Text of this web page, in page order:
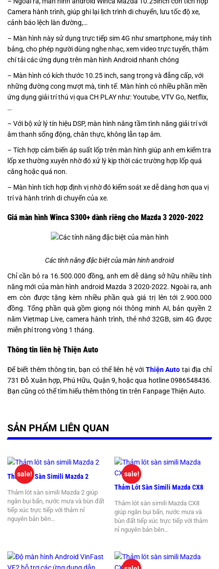
Camera hành trình, giúp ghi lại lịch trình di chuyển, lưu tốc độ xe,
cảnh báo lệch làn đường,…
– Màn hình này sử dụng trực tiếp sim 4G như smartphone, máy tính
bảng, cho phép người dùng nghe nhạc, xem video trực tuyến, thậm
chí tải các ứng dụng trên màn hình Android nhanh chóng
– Màn hình có kích thước 10.25 inch, sang trọng và đẳng cấp, với
những đường cong mượt mà, tinh tế. Màn hình có nhiều phần mền
ứng dụng giải trí thú vị qua CH PLAY như: Youtube, VTV Go, Netflix,
…
– Với bộ xử lý tín hiệu DSP, màn hình nâng tầm tình năng giải trí với
âm thanh sống động, chân thực, không lẫn tạp âm.
– Tích hợp cảm biến áp suất lốp trên màn hình giúp anh em kiểm tra
lốp xe thường xuyên nhờ đó xử lý kịp thời các trường hợp lốp quá
căng hoặc quá non.
– Màn hình tích hợp định vị nhờ đó kiểm soát xe dễ dàng hơn qua vị
trí và hành trình di chuyển của xe.
Giá màn hình Winca S300+ dành riêng cho Mazda 3 2020-2022
Các tính năng đặc biệt của màn hìnhandroid
Chỉ cần bỏ ra 16.500.000 đồng, anh em dễ dàng sở hữu nhiều tính
năng mới của màn hình android Mazda 3 2020-2022. Ngoài ra, anh
em còn được tặng kèm nhiều phần quà giá trị lên tới 2.900.000
đồng. Tổng phần quà gồm giọng nói thông minh AI, bản quyền 2
năm Vietmap Live, camera hành trình, thẻ nhớ 32GB, sim 4G được
miễn phí trong vòng 1 tháng.
Thông tin liên hệ Thiện Auto
Để biết thêm thông tin, bạn có thể liên hệ với Thiện Auto tại địa chỉ
731 Đỗ Xuân hợp, Phú Hữu, Quận 9, hoặc qua hotline 0986548436.
Bạn cũng có thể tìm hiểu thêm thông tin trên Fanpage Thiện Auto.
SẢN PHẨM LIÊN QUAN
Thảm Lót Sàn Simili Mazda 2
Thảm lót sàn simili Mazda 2 giúp
ngăn bụi bẩn, nước mưa và bùn đất
tiếp xúc trực tiếp với thảm nỉ
nguyên bản bên…
sale!
Thảm Lót Sàn Simili Mazda CX8
Thảm lót sàn simili Mazda CX8
giúp ngăn bụi bẩn, nước mưa và
bùn đất tiếp xúc trực tiếp với thảm
nỉ nguyên bản bên…
sale!